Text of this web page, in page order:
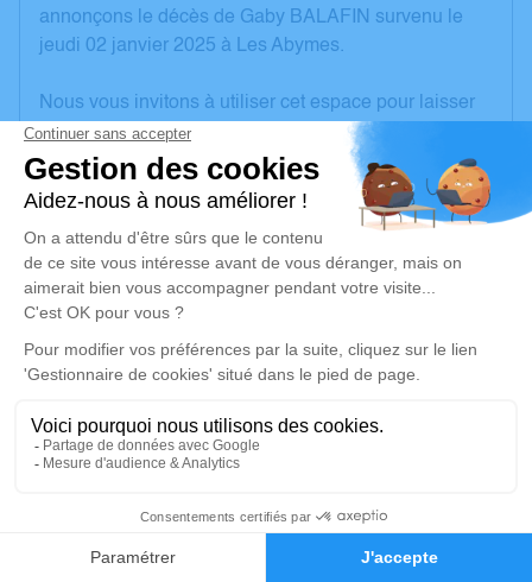
Faire-part Hommages
annonçons le décès de Gaby BALAFIN survenu le
jeudi 02 janvier 2025 à Les Abymes.
Nous vous invitons à utiliser cet espace pour laisser
vos condoléances, partager des photos souvenirs,
une anecdote ou exprimer vos pensées à travers des
poèmes ou des textes. Cet endroit est un lieu
d'expression dédié à honorer la mémoire de Gaby
BALAFIN.
mercredi 08 janvier 2025 à 15h30
Information indisponible
Je rends hommage
Déroulé des obsèques